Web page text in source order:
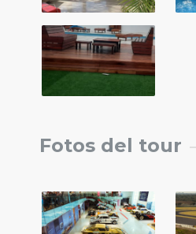
Fotos del tour